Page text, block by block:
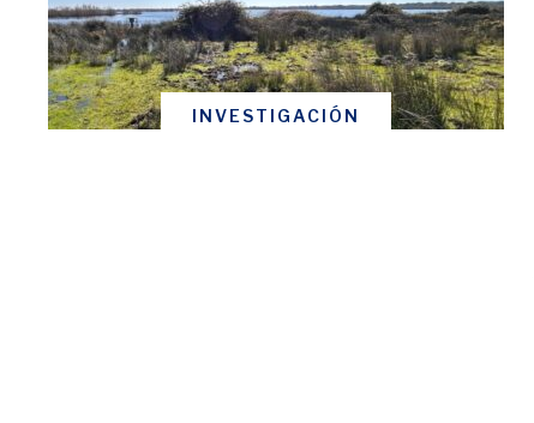
INVESTIGACIÓN